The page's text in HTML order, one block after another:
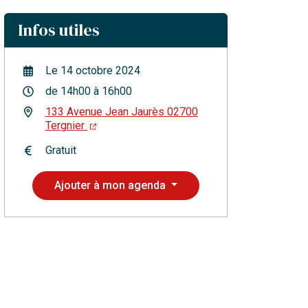
Infos utiles
Le 14 octobre 2024
de 14h00 à 16h00
133 Avenue Jean Jaurès 02700
Tergnier
Gratuit
Ajouter à mon agenda